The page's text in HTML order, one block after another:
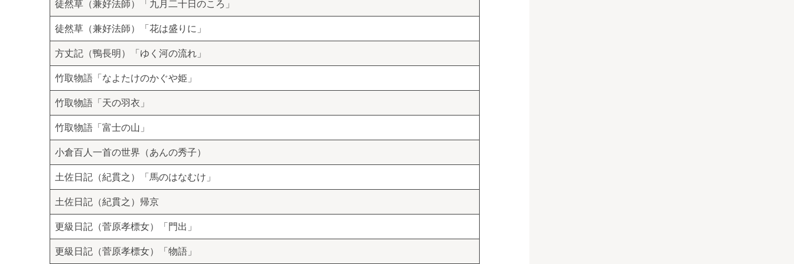
徒然草（兼好法師）「九月二十日のころ」
徒然草（兼好法師）「花は盛りに」
方丈記（鴨長明）「ゆく河の流れ」
竹取物語「なよたけのかぐや姫」
竹取物語「天の羽衣」
竹取物語「富士の山」
小倉百人一首の世界（あんの秀子）
土佐日記（紀貫之）「馬のはなむけ」
土佐日記（紀貫之）帰京
更級日記（菅原孝標女）「門出」
更級日記（菅原孝標女）「物語」